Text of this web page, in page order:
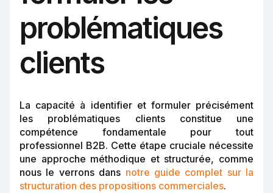
problématiques
clients
La capacité à identifier et formuler précisément
les problématiques clients constitue une
compétence fondamentale pour tout
professionnel B2B. Cette étape cruciale nécessite
une approche méthodique et structurée, comme
nous le verrons dans notre guide complet sur la
structuration des propositions commerciales.